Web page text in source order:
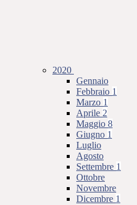
2020
Gennaio
Febbraio 1
Marzo 1
Aprile 2
Maggio 8
Giugno 1
Luglio
Agosto
Settembre 1
Ottobre
Novembre
Dicembre 1